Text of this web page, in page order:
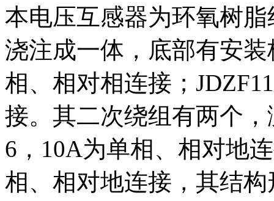
本电压互感器为环氧树
浇注成一体，底部有安
相、相对相连接；
接。其二次绕组有两个
6，10A为单相、相对地
相、相对地连接，其结